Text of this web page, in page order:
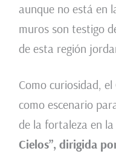
aunque no está en
muros son testigo
de esta región
Como curiosidad, el
como escenario
de la fortaleza en la
Cielos”, dirigida